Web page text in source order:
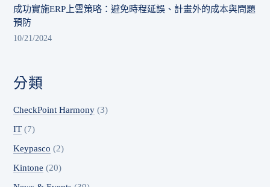
成功實施ERP上雲策略：避免時程延誤、計畫外的成本與問題
預防
10/21/2024
分類
CheckPoint Harmony (3)
IT (7)
Keypasco (2)
Kintone (20)